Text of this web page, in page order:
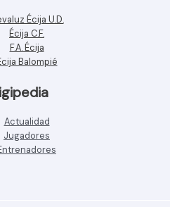
Écija U.D.
Écija C.F.
F.A. Écija
Balompié
Actualidad
Jugadores